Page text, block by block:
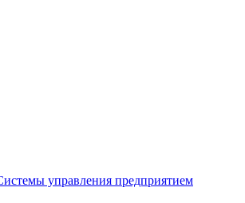
управления предприятием